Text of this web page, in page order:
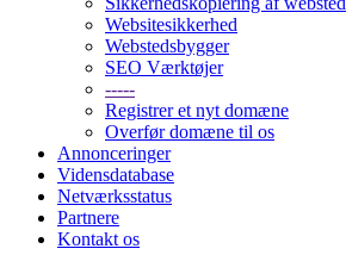
Websitesikkerhed
Webstedsbygger
SEO Værktøjer
-----
Registrer et nyt domæne
Overfør domæne til os
Annonceringer
Vidensdatabase
Netværksstatus
Partnere
Kontakt os